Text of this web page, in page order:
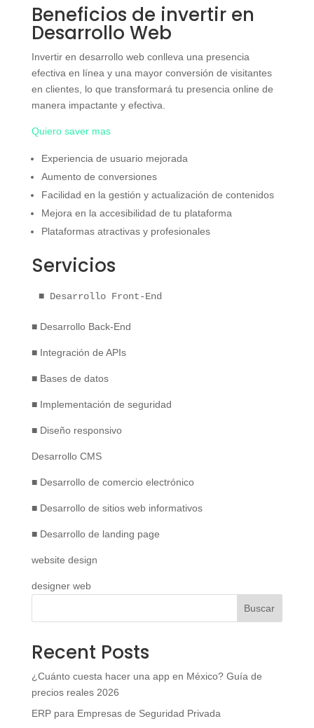
Beneficios de invertir en
Desarrollo Web
Invertir en desarrollo web conlleva una presencia
efectiva en línea y una mayor conversión de visitantes
en clientes, lo que transformará tu presencia online de
manera impactante y efectiva.
Quiero saver mas
Experiencia de usuario mejorada
Aumento de conversiones
Facilidad en la gestión y actualización de contenidos
Mejora en la accesibilidad de tu plataforma
Plataformas atractivas y profesionales
Servicios
■ Desarrollo Front-End
■ Desarrollo Back-End
■ Integración de APIs
■ Bases de datos
■ Implementación de seguridad
■ Diseño responsivo
Desarrollo CMS
■ Desarrollo de comercio electrónico
■ Desarrollo de sitios web informativos
■ Desarrollo de landing page
website design
designer web
Buscar
Recent Posts
¿Cuánto cuesta hacer una app en México? Guía de
precios reales 2026
ERP para Empresas de Seguridad Privada